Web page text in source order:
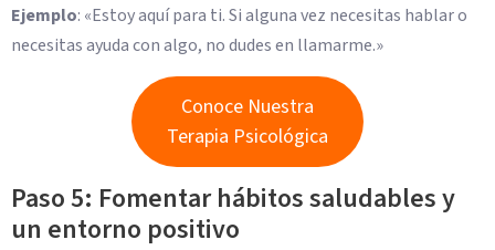
Ejemplo: «Estoy aquí para ti. Si alguna vez necesitas hablar o
necesitas ayuda con algo, no dudes en llamarme.»
Conoce Nuestra
Terapia Psicológica
Paso 5: Fomentar hábitos saludables y
un entorno positivo